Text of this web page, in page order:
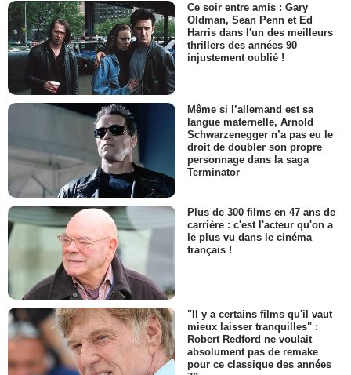
Ce soir entre amis : Gary
Oldman, Sean Penn et Ed
Harris dans l'un des meilleurs
thrillers des années 90
injustement oublié !
Même si l’allemand est sa
langue maternelle, Arnold
Schwarzenegger n’a pas eu le
droit de doubler son propre
personnage dans la saga
Terminator
Plus de 300 films en 47 ans de
carrière : c'est l'acteur qu'on a
le plus vu dans le cinéma
français !
"Il y a certains films qu'il vaut
mieux laisser tranquilles" :
Robert Redford ne voulait
absolument pas de remake
pour ce classique des années